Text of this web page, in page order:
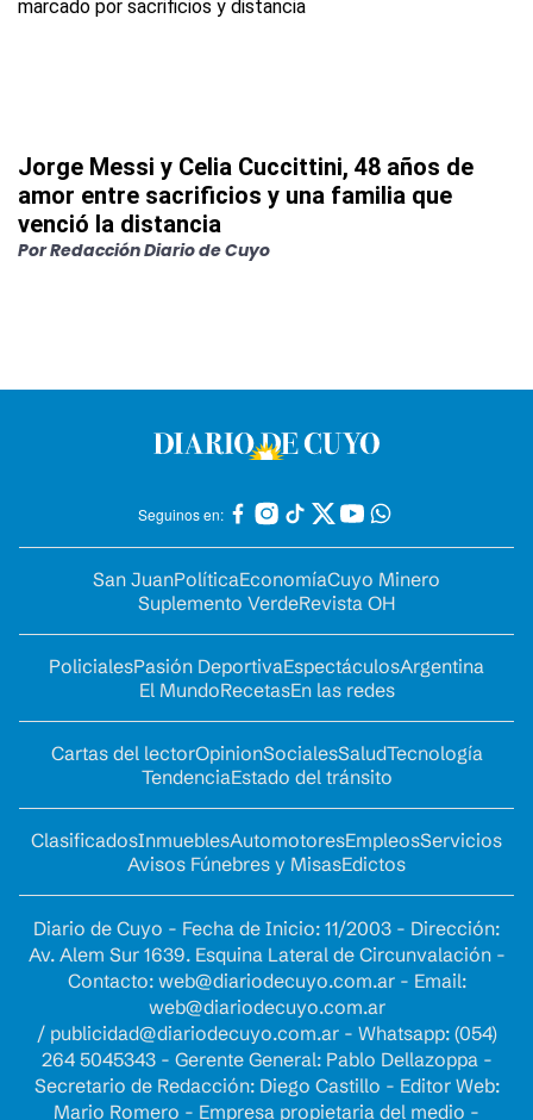
Jorge Messi y Celia Cuccittini, 48 años de
amor entre sacrificios y una familia que
venció la distancia
PorRedacción Diario de Cuyo
Seguinos en:
San JuanPolíticaEconomíaCuyo Minero
Suplemento VerdeRevista OH
PolicialesPasión DeportivaEspectáculosArgentina
El MundoRecetasEn las redes
Cartas del lectorOpinionSocialesSaludTecnología
TendenciaEstado del tránsito
ClasificadosInmueblesAutomotoresEmpleosServicios
Avisos Fúnebres y MisasEdictos
Diario de Cuyo - Fecha de Inicio: 11/2003 - Dirección:
Av. Alem Sur 1639. Esquina Lateral de Circunvalación -
Contacto: web@diariodecuyo.com.ar- Email:
web@diariodecuyo.com.ar
/ publicidad@diariodecuyo.com.ar- Whatsapp: (054)
264 5045343 - Gerente General: Pablo Dellazoppa -
Secretario de Redacción: Diego Castillo - Editor Web:
Mario Romero - Empresa propietaria del medio -